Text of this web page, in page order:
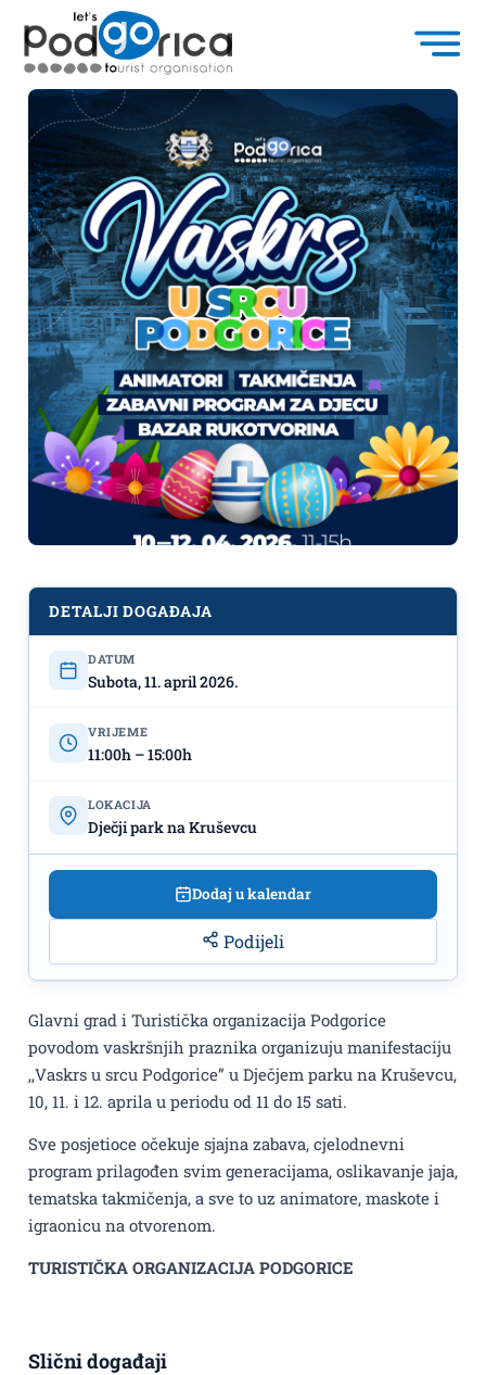
Vaskršnja čarolija u srcu našeg
grada, 10.-12.april, Dječji park na
Glavni grad i Turistička organizacija Podgorice
povodom vaskršnjih praznika organizuju manifestaciju
,,Vaskrs u srcu Podgorice” u Dječjem parku na Kruševcu,
10, 11. i 12. aprila u periodu od 11 do 15 sati.
Sve posjetioce očekuje sjajna zabava, cjelodnevni
program prilagođen svim generacijama, oslikavanje jaja,
tematska takmičenja, a sve to uz animatore, maskote i
igraonicu na otvorenom.
TURISTIČKA ORGANIZACIJA PODGORICE
DETALJI DOGAĐAJA
DATUM
Subota, 11. april 2026.
VRIJEME
11:00h – 15:00h
LOKACIJA
Dječji park na Kruševcu
Dodaj u kalendar
Podijeli
Slični događaji